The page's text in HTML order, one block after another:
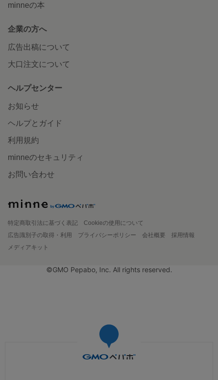
minneの本
企業の方へ
広告出稿について
大口注文について
ヘルプセンター
お知らせ
ヘルプとガイド
利用規約
minneのセキュリティ
お問い合わせ
特定商取引法に基づく表記
Cookieの使用について
広告識別子の取得・利用
プライバシーポリシー 会社概要
採用情報
メディアキット
©GMO Pepabo, Inc. All rights reserved.